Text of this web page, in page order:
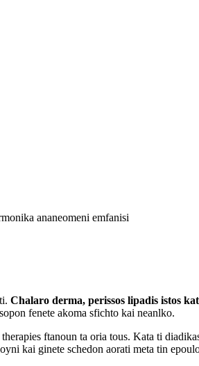
ananeomeni emfanisi
Chalaro derma, perissos lipadis istos
fenete akoma sfichto kai neanlko.
ftanoun ta oria tous. Kata ti
kai ginete schedon aorati meta tin